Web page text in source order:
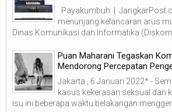
Payakumbuh |
menunjang kelancaran arus
Dinas Komunikasi dan Informatika
Puan Maharani Tegaskan
Mendorong Percepatan
Jakarta , 6 Januari 2022* -
kasus kekerasan seksual dan
isu ini beberapa waktu belakangan